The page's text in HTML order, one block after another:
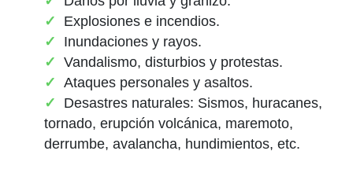
Explosiones e incendios.
Inundaciones y rayos.
Vandalismo, disturbios y protestas.
Ataques personales y asaltos.
Desastres naturales: Sismos, huracanes,
tornado, erupción volcánica, maremoto,
derrumbe, avalancha, hundimientos, etc.